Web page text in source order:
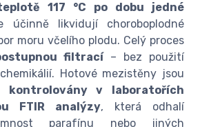
117 °C po dobu jedné
účinně likvidují choroboplodné
moru včelího plodu. Celý proces
filtrací– bez použití
Hotové mezistěny jsou
kontrolovány v laboratořích
FTIR analýzy, která odhalí
parafínu nebo jiných